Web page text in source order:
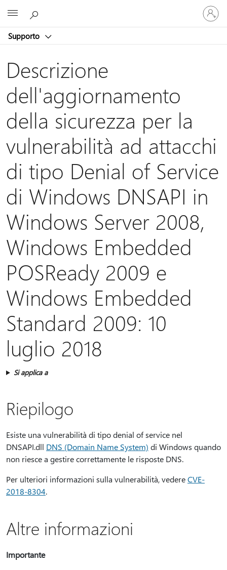
Supporto
Accedi
con
il
account
Descrizione
dell'aggiornamento
della sicurezza per la
vulnerabilità ad attacchi
di tipo Denial of Service
di Windows DNSAPI in
Windows Server 2008,
Windows Embedded
POSReady 2009 e
Windows Embedded
Standard 2009: 10
luglio 2018
Si applica a
Riepilogo
Esiste una vulnerabilità di tipo denial of service nel
DNSAPI.dll DNS (Domain Name System) di Windows quando
non riesce a gestire correttamente le risposte DNS.
Per ulteriori informazioni sulla vulnerabilità, vedereCVE-
2018-8304.
Altre informazioni
Importante